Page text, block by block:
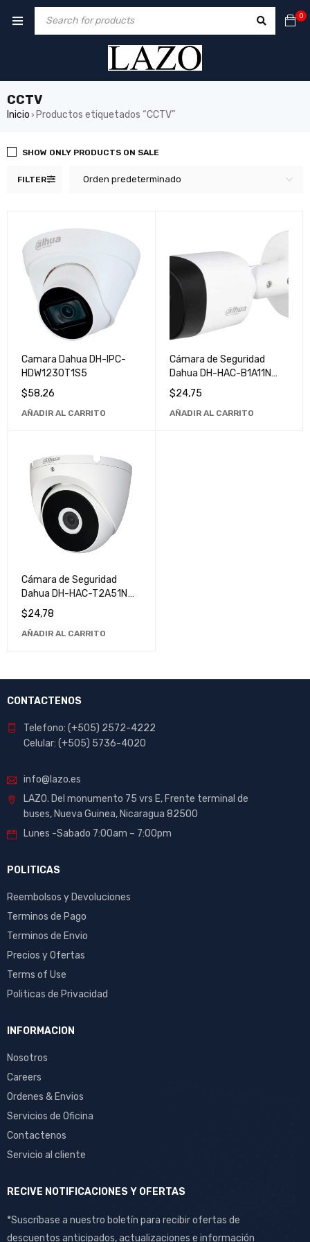
0
CCTV
Inicio › Productos etiquetados “CCTV”
FILTER Orden predeterminado
SHOW ONLY PRODUCTS ON SALE
Camara Dahua DH-IPC-
HDW1230T1S5
$58,26
AÑADIR AL CARRITO
Cámara de Seguridad
Dahua DH-HAC-B1A11N
1MP - Alta Definición para
Vigilancia Doméstica y
Empresarial
$24,75
AÑADIR AL CARRITO
Cámara de Seguridad
Dahua DH-HAC-T2A51N
de Alta Definición - Ideal
para Vigilancia Doméstica
y Comercial
$24,78
AÑADIR AL CARRITO
CONTACTENOS
Telefono: (+505) 2572-4222
Celular: (+505) 5736-4020
info@lazo.es
LAZO. Del monumento 75 vrs E, Frente terminal de
buses, Nueva Guinea, Nicaragua 82500
Lunes -Sabado 7:00am – 7:00pm
POLITICAS
Reembolsos y Devoluciones
Terminos de Pago
Terminos de Envio
Precios y Ofertas
Terms of Use
Politicas de Privacidad
INFORMACION
Nosotros
Careers
Ordenes & Envios
Servicios de Oficina
Contactenos
Servicio al cliente
RECIVE NOTIFICACIONES Y OFERTAS
*Suscríbase a nuestro boletín para recibir ofertas de
descuentos anticipados, actualizaciones e información